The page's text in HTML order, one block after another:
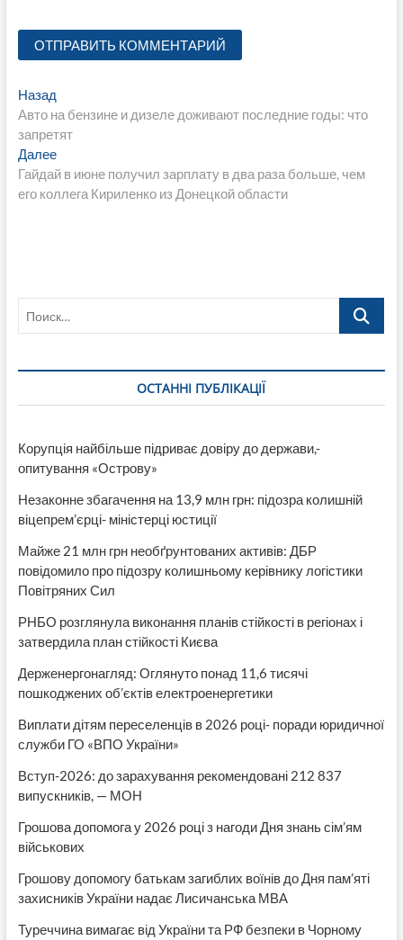
Навигация
по
записям
НазадПредыдущая
запись:
Авто на бензине и дизеле доживают последние годы: что
запретят
ДалееСледующая
запись:
Гайдай в июне получил зарплату в два раза больше, чем
его коллега Кириленко из Донецкой области
Поиск…
ОСТАННІ ПУБЛІКАЦІЇ
Корупція найбільше підриває довіру до держави,-
опитування «Острову»
Незаконне збагачення на 13,9 млн грн: підозра колишній
віцепрем’єрці- міністерці юстиції
Майже 21 млн грн необґрунтованих активів: ДБР
повідомило про підозру колишньому керівнику логістики
Повітряних Сил
РНБО розглянула виконання планів стійкості в регіонах і
затвердила план стійкості Києва
Держенергонагляд: Оглянуто понад 11,6 тисячі
пошкоджених об’єктів електроенергетики
Виплати дітям переселенців в 2026 році- поради юридичної
служби ГО «ВПО України»
Вступ-2026: до зарахування рекомендовані 212 837
випускників, — МОН
Грошова допомога у 2026 році з нагоди Дня знань сім’ям
військових
Грошову допомогу батькам загиблих воїнів до Дня пам’яті
захисників України надає Лисичанська МВА
Туреччина вимагає від України та РФ безпеки в Чорному